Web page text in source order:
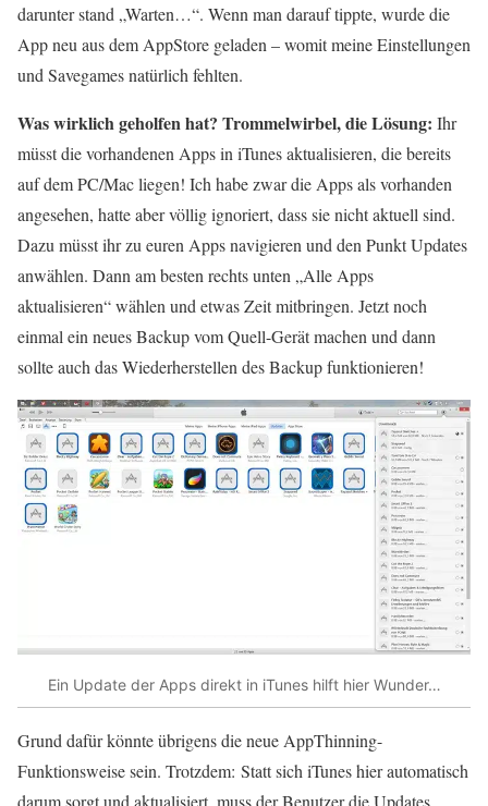
darunter stand „Warten…“. Wenn man darauf tippte, wurde die
App neu aus dem AppStore geladen – womit meine Einstellungen
und Savegames natürlich fehlten.
Was wirklich geholfen hat? Trommelwirbel, die Lösung: Ihr
müsst die vorhandenen Apps in iTunes aktualisieren, die bereits
auf dem PC/Mac liegen! Ich habe zwar die Apps als vorhanden
angesehen, hatte aber völlig ignoriert, dass sie nicht aktuell sind.
Dazu müsst ihr zu euren Apps navigieren und den Punkt Updates
anwählen. Dann am besten rechts unten „Alle Apps
aktualisieren“ wählen und etwas Zeit mitbringen. Jetzt noch
einmal ein neues Backup vom Quell-Gerät machen und dann
sollte auch das Wiederherstellen des Backup funktionieren!
Ein Update der Apps direkt in iTunes hilft hier Wunder…
Grund dafür könnte übrigens die neue AppThinning-
Funktionsweise sein. Trotzdem: Statt sich iTunes hier automatisch